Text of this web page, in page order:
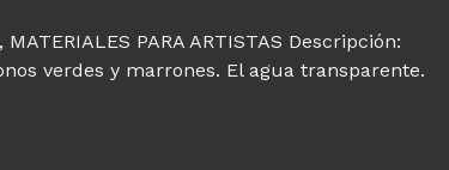
MATERIALES PARA ARTISTAS Descripción:
verdes y marrones. El agua transparente.